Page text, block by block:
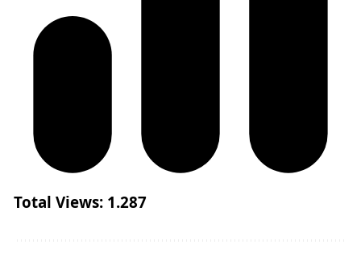
Total Views: 1.287